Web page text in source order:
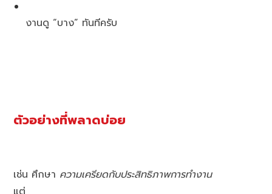
งานดู “บาง” ทันทีครับ
ตัวอย่างที่พลาดบ่อย
เช่น ศึกษา ความเครียดกับประสิทธิภาพการทำงาน